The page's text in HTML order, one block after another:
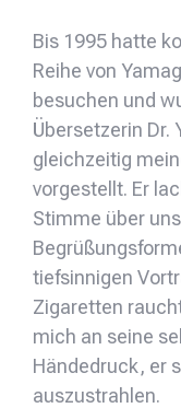
Bis 1995 hatte
Reihe von
besuchen und
Übersetzerin Dr.
gleichzeitig
vorgestellt. Er
Stimme über
tiefsinnigen
Zigaretten
mich an seine
Händedruck, er
auszustrahlen.